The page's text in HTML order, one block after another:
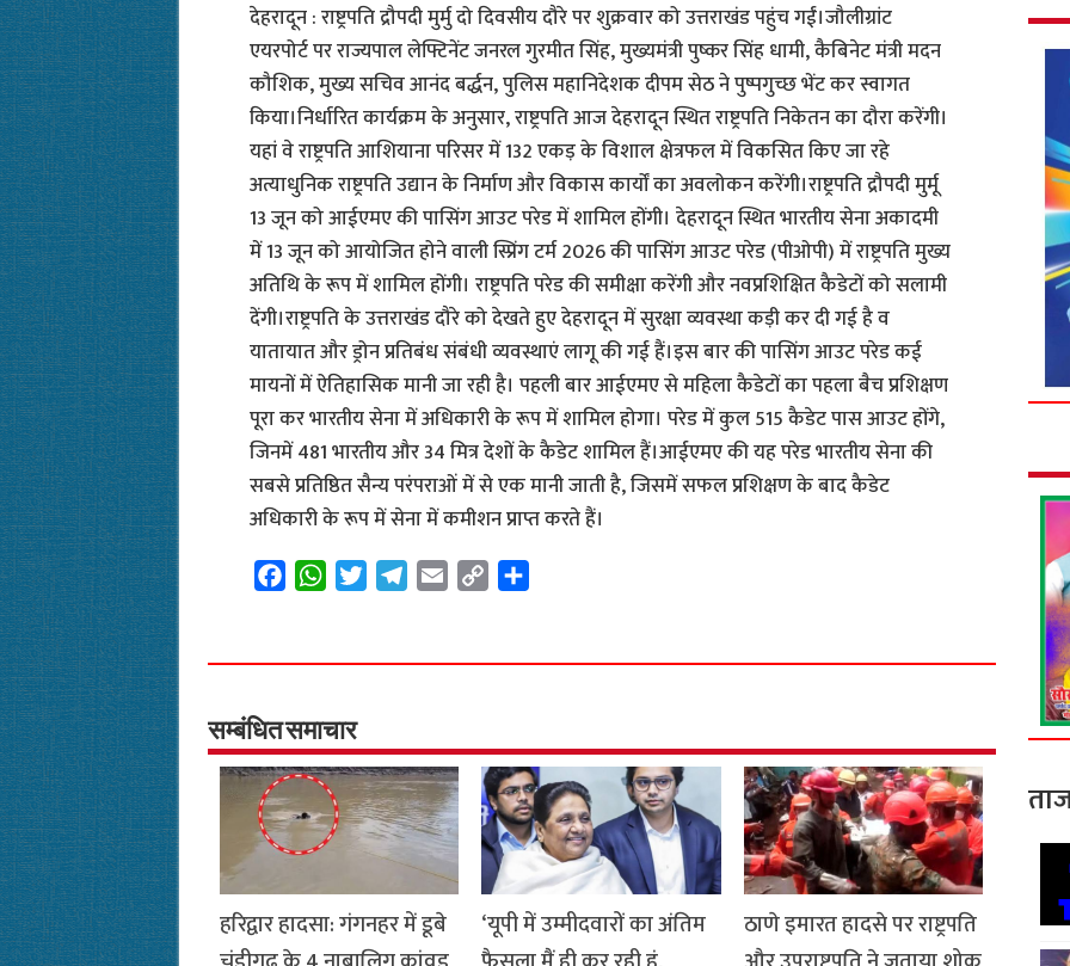
देहरादून : राष्ट्रपति द्रौपदी मुर्मु दो दिवसीय दौरे पर शुक्रवार को उत्तराखंड पहुंच गईं।जौलीग्रांट
एयरपोर्ट पर राज्यपाल लेफ्टिनेंट जनरल गुरमीत सिंह, मुख्यमंत्री पुष्कर सिंह धामी, कैबिनेट मंत्री मदन
कौशिक, मुख्य सचिव आनंद बर्द्धन, पुलिस महानिदेशक दीपम सेठ ने पुष्पगुच्छ भेंट कर स्वागत
किया।निर्धारित कार्यक्रम के अनुसार, राष्ट्रपति आज देहरादून स्थित राष्ट्रपति निकेतन का दौरा करेंगी।
यहां वे राष्ट्रपति आशियाना परिसर में 132 एकड़ के विशाल क्षेत्रफल में विकसित किए जा रहे
अत्याधुनिक राष्ट्रपति उद्यान के निर्माण और विकास कार्यों का अवलोकन करेंगी।राष्ट्रपति द्रौपदी मुर्मू
13 जून को आईएमए की पासिंग आउट परेड में शामिल होंगी। देहरादून स्थित भारतीय सेना अकादमी
में 13 जून को आयोजित होने वाली स्प्रिंग टर्म 2026 की पासिंग आउट परेड (पीओपी) में राष्ट्रपति मुख्य
अतिथि के रूप में शामिल होंगी। राष्ट्रपति परेड की समीक्षा करेंगी और नवप्रशिक्षित कैडेटों को सलामी
देंगी।राष्ट्रपति के उत्तराखंड दौरे को देखते हुए देहरादून में सुरक्षा व्यवस्था कड़ी कर दी गई है व
यातायात और ड्रोन प्रतिबंध संबंधी व्यवस्थाएं लागू की गई हैं।इस बार की पासिंग आउट परेड कई
मायनों में ऐतिहासिक मानी जा रही है। पहली बार आईएमए से महिला कैडेटों का पहला बैच प्रशिक्षण
पूरा कर भारतीय सेना में अधिकारी के रूप में शामिल होगा। परेड में कुल 515 कैडेट पास आउट होंगे,
जिनमें 481 भारतीय और 34 मित्र देशों के कैडेट शामिल हैं।आईएमए की यह परेड भारतीय सेना की
सबसे प्रतिष्ठित सैन्य परंपराओं में से एक मानी जाती है, जिसमें सफल प्रशिक्षण के बाद कैडेट
अधिकारी के रूप में सेना में कमीशन प्राप्त करते हैं।
e
o
o
k
W
t
A
p
p
t
r
e
a
m
i
y
n
k
r
सम्बंधित समाचार
हरिद्वार हादसा: गंगनहर में डूबे
‘यूपी में उम्मीदवारों का अंतिम
ठाणे इमारत हादसे पर राष्ट्रपति